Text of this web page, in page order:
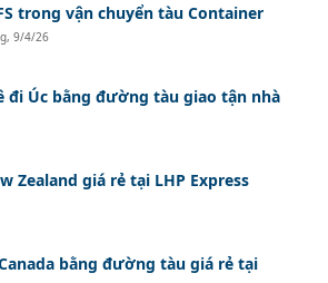
trong vận chuyển tàu Container
,9/4/26
đi Úc bằng đường tàu giao tận nhà
Zealand giá rẻ tại LHP Express
bằng đường tàu giá rẻ tại